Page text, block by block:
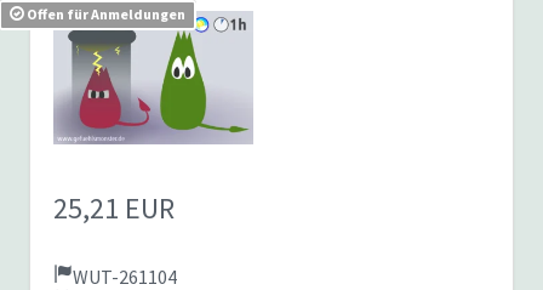
Offen für Anmeldungen
25,21 EUR
WUT-261104